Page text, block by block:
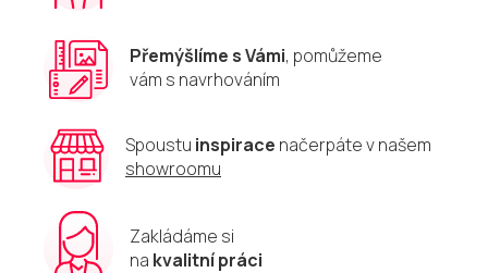
Přemýšlíme s Vámi, pomůžeme
vám s navrhováním
Spoustu inspirace načerpáte v našem
showroomu
Zakládáme si
na kvalitní práci